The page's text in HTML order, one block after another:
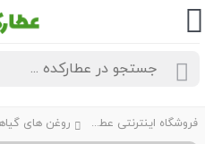
فروشگاه اینترنتی عطارکده روغن های گیاهی